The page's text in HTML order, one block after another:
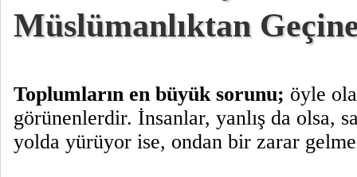
Müslümanlıktan
Toplumların en büyük sorunu; öyle
görünenlerdir. İnsanlar, yanlış da olsa,
yolda yürüyor ise, ondan bir zarar